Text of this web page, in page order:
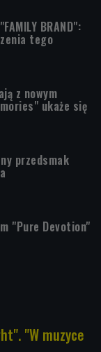
BRAND":
tego
z nowym
ukaże się
przedsmak
"Pure Devotion"
"W muzyce